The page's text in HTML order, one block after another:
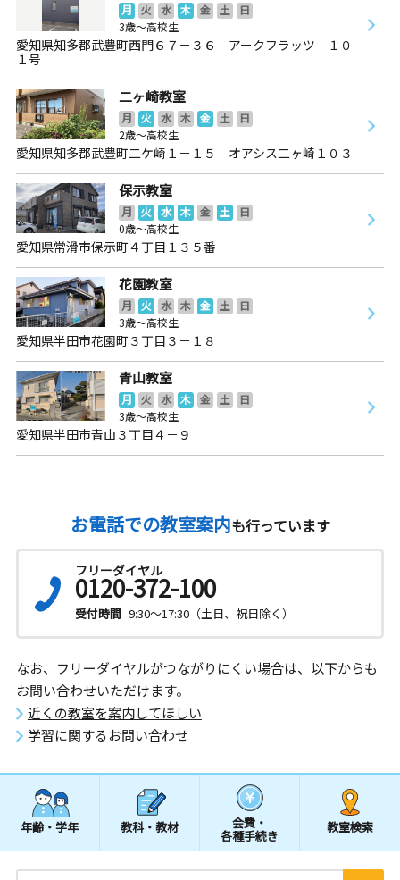
月 火 水 木 金 土
日
3歳～高校生
愛知県知多郡武豊町西門６７－３６ アークフラッツ １０
１号
二ヶ崎教室
月 火 水 木 金 土
日
2歳～高校生
愛知県知多郡武豊町二ケ崎１－１５ オアシス二ヶ崎１０３
保示教室
月 火 水 木 金 土
日
0歳～高校生
愛知県常滑市保示町４丁目１３５番
花園教室
月 火 水 木 金 土
日
3歳～高校生
愛知県半田市花園町３丁目３－１８
青山教室
月 火 水 木 金 土
日
3歳～高校生
愛知県半田市青山３丁目４－９
お電話での教室案内も行っています
フリーダイヤル
0120-372-100
受付時間 9:30～17:30（土日、祝日除く）
なお、フリーダイヤルがつながりにくい場合は、以下からも
お問い合わせいただけます。
近くの教室を案内してほしい
学習に関するお問い合わせ
年齢・学年 教科・教材 会費・
各種手続き
教室検索